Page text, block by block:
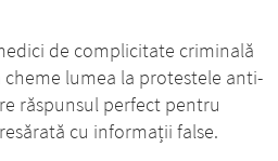
de complicitate criminală
lumea la protestele anti-
răspunsul perfect pentru
cu informații false.